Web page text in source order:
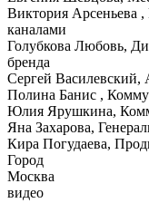
Виктория Арсеньева ,
каналами
Голубкова Любовь,
бренда
Сергей Василевский,
Полина Банис ,
Юлия Ярушкина,
Яна Захарова,
Кира Погудаева,
Город
Москва
видео